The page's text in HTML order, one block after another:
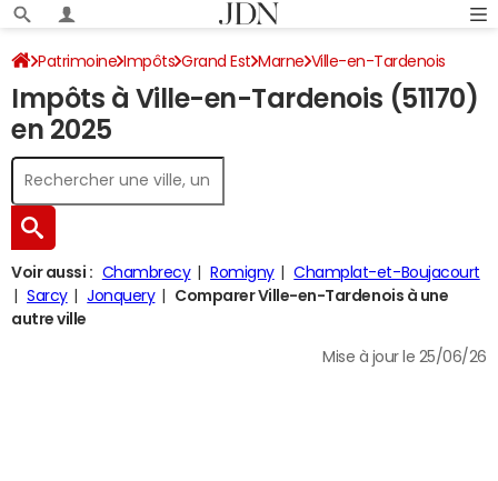
Patrimoine Impôts Grand Est Marne Ville-en-Tardenois
Impôt sur le revenu
Impôts à Ville-en-Tardenois (51170)
en 2025
Voir aussi : Chambrecy Romigny
Champlat-et-Boujacourt
Sarcy
Jonquery
Comparer Ville-en-Tardenois à une
autre ville
Mise à jour le 25/06/26